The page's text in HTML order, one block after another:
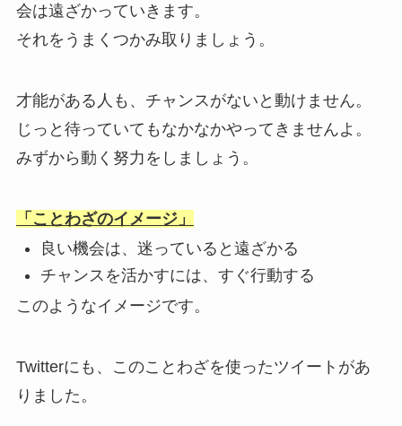
会は遠ざかっていきます。
それをうまくつかみ取りましょう。
才能がある人も、チャンスがないと動けません。
じっと待っていてもなかなかやってきませんよ。
みずから動く努力をしましょう。
「ことわざのイメージ」
良い機会は、迷っていると遠ざかる
チャンスを活かすには、すぐ行動する
このようなイメージです。
Twitterにも、このことわざを使ったツイートがあ
りました。